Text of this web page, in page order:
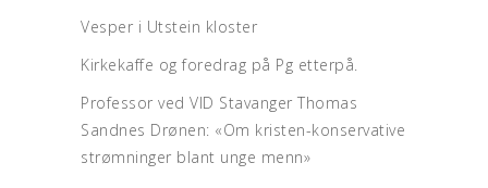
Vesper i Utstein kloster
Kirkekaffe og foredrag på Pg etterpå.
Professor ved VID Stavanger Thomas
Sandnes Drønen: «Om kristen-konservative
strømninger blant unge menn»